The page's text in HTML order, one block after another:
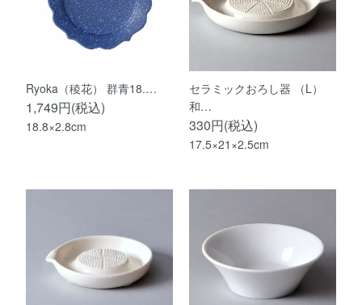
Ryoka（稜花） 群青18.…
1,749円(税込)
18.8×2.8cm
セラミックおろし器 （L）
和…
330円(税込)
17.5×21×2.5cm